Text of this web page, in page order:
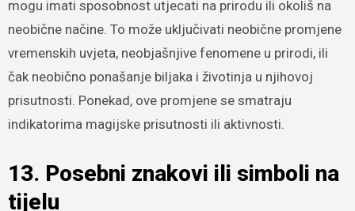
mogu imati sposobnost utjecati na prirodu ili okoliš na
neobične načine. To može uključivati neobične promjene
vremenskih uvjeta, neobjašnjive fenomene u prirodi, ili
čak neobično ponašanje biljaka i životinja u njihovoj
prisutnosti. Ponekad, ove promjene se smatraju
indikatorima magijske prisutnosti ili aktivnosti.
13. Posebni znakovi ili simboli na
tijelu